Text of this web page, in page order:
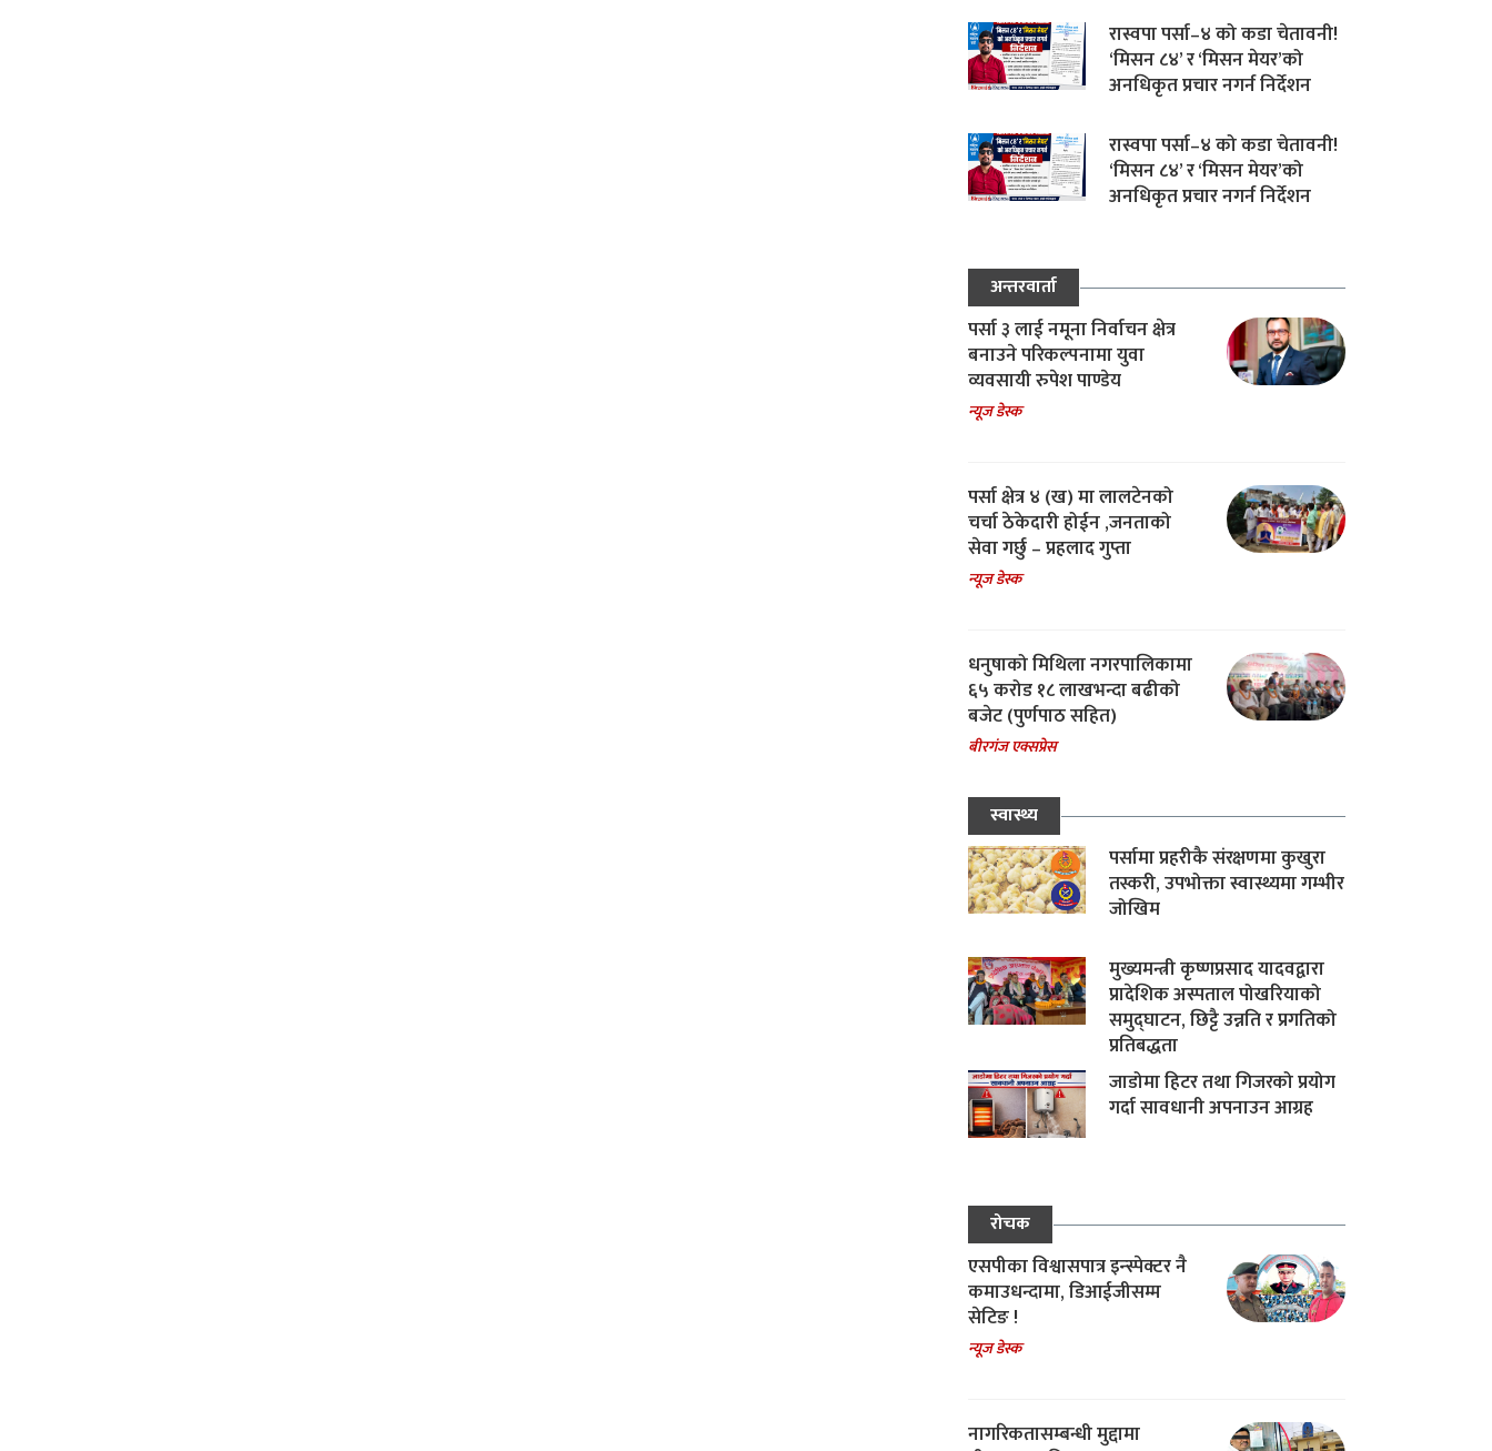
रास्वपा पर्सा–४ को कडा चेतावनी!
‘मिसन ८४’ र ‘मिसन मेयर’को
अनधिकृत प्रचार नगर्न निर्देशन
रास्वपा पर्सा–४ को कडा चेतावनी!
‘मिसन ८४’ र ‘मिसन मेयर’को
अनधिकृत प्रचार नगर्न निर्देशन
अन्तरवार्ता
पर्सा ३ लाई नमूना निर्वाचन क्षेत्र
बनाउने परिकल्पनामा युवा
व्यवसायी रुपेश पाण्डेय
न्यूज डेस्क
पर्सा क्षेत्र ४ (ख) मा लालटेनको
चर्चा ठेकेदारी होईन ,जनताको
सेवा गर्छु – प्रहलाद गुप्ता
न्यूज डेस्क
धनुषाको मिथिला नगरपालिकामा
६५ करोड १८ लाखभन्दा बढीको
बजेट (पुर्णपाठ सहित)
बीरगंज एक्सप्रेस
स्वास्थ्य
पर्सामा प्रहरीकै संरक्षणमा कुखुरा
तस्करी, उपभोक्ता स्वास्थ्यमा गम्भीर
जोखिम
मुख्यमन्त्री कृष्णप्रसाद यादवद्वारा
प्रादेशिक अस्पताल पोखरियाको
समुद्घाटन, छिट्टै उन्नति र प्रगतिको
प्रतिबद्धता
जाडोमा हिटर तथा गिजरको प्रयोग
गर्दा सावधानी अपनाउन आग्रह
रोचक
एसपीका विश्वासपात्र इन्स्पेक्टर नै
कमाउधन्दामा, डिआईजीसम्म
सेटिङ !
न्यूज डेस्क
नागरिकतासम्बन्धी मुद्दामा